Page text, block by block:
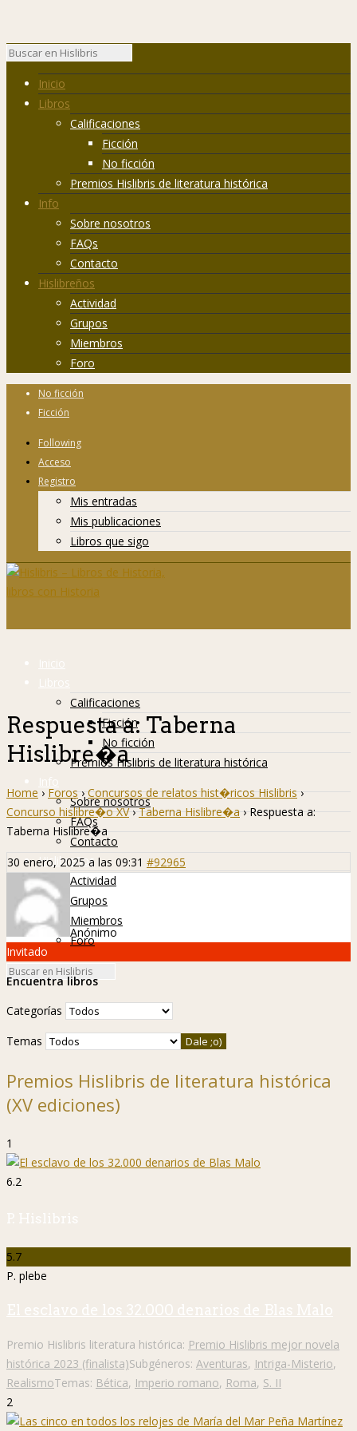
Inicio
Libros
Calificaciones
Ficción
No ficción
Premios Hislibris de literatura histórica
Info
Sobre nosotros
FAQs
Contacto
Hislibreños
Actividad
Grupos
Miembros
Foro
No ficción
Ficción
Following
Acceso
Registro
Mis entradas
Mis publicaciones
Libros que sigo
Inicio
Libros
Calificaciones
Ficción
No ficción
Premios Hislibris de literatura histórica
Info
Sobre nosotros
FAQs
Contacto
Hislibreños
Actividad
Grupos
Miembros
Foro
Respuesta a: Taberna
Hislibre�a
Home › Foros › Concursos de relatos hist�ricos Hislibris ›
Concurso hislibre�o XV › Taberna Hislibre�a › Respuesta a:
Taberna Hislibre�a
30 enero, 2025 a las 09:31 #92965
Anónimo
Invitado
Encuentra libros
Categorías
Temas
Premios Hislibris de literatura histórica
(XV ediciones)
1
6.2
P. Hislibris
5.7
P. plebe
El esclavo de los 32.000 denarios de Blas Malo
Premio Hislibris literatura histórica: Premio Hislibris mejor novela
histórica 2023 (finalista)Subgéneros: Aventuras, Intriga-Misterio,
RealismoTemas: Bética, Imperio romano, Roma, S. II
2